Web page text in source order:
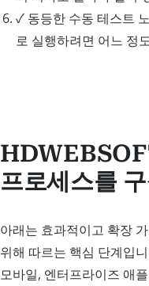
✓ 동등한 수동 테스트
로 실행하려면 어느 정
프로세스를
아래는 효과적이고 확장
위해 따르는 핵심 단계입
모바일, 엔터프라이즈 애